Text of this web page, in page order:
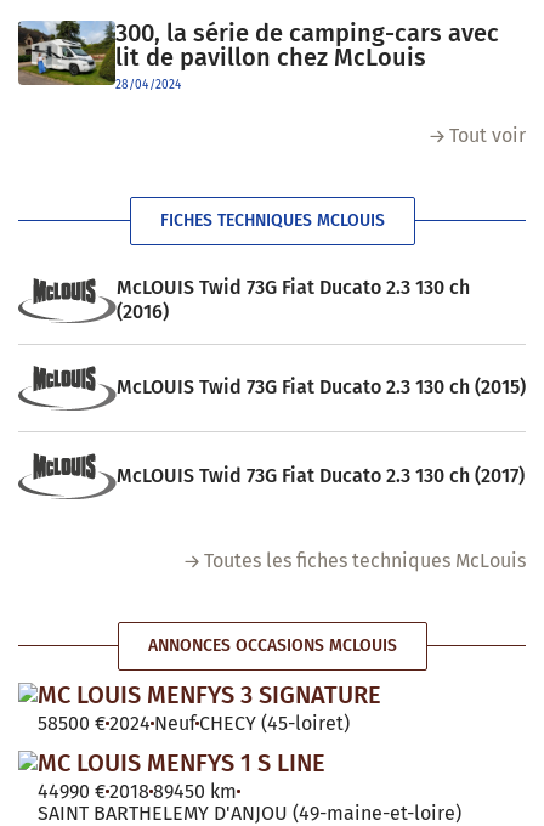
300, la série de camping-cars avec
lit de pavillon chez McLouis
28/04/2024
Tout voir
FICHES TECHNIQUES MCLOUIS
McLOUIS Twid 73G Fiat Ducato 2.3 130 ch
(2016)
McLOUIS Twid 73G Fiat Ducato 2.3 130 ch (2015)
McLOUIS Twid 73G Fiat Ducato 2.3 130 ch (2017)
Toutes les fiches techniques McLouis
ANNONCES OCCASIONS MCLOUIS
MC LOUIS MENFYS 3 SIGNATURE
58500 €2024 Neuf CHECY (45-loiret)
MC LOUIS MENFYS 1 S LINE
44990 €2018 89450 km
SAINT BARTHELEMY D'ANJOU (49-maine-et-loire)